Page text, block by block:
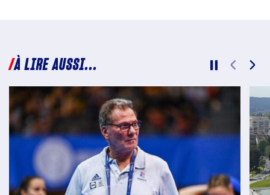
À LIRE AUSSI...